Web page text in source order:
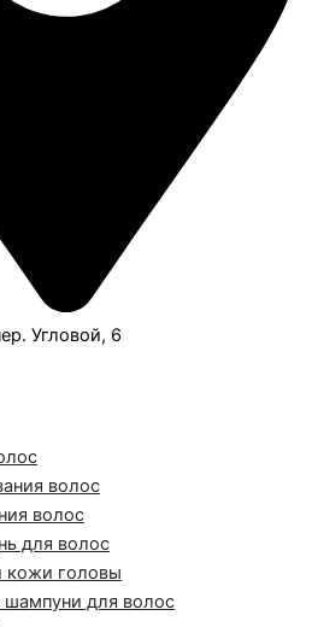
Угловой, 6
волос
волос
для волос
кожи головы
для волос